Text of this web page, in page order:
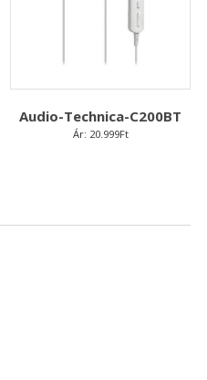
Audio-Technica-C200BT
Ár: 20.999Ft